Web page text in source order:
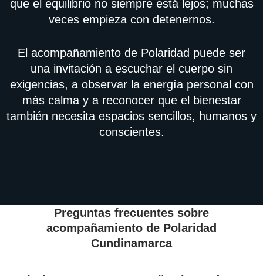
que el equilibrio no siempre está lejos; muchas
veces empieza con detenernos.
El acompañamiento de Polaridad puede ser
una invitación a escuchar el cuerpo sin
exigencias, a observar la energía personal con
más calma y a reconocer que el bienestar
también necesita espacios sencillos, humanos y
conscientes.
Preguntas frecuentes sobre
acompañamiento de Polaridad
Cundinamarca